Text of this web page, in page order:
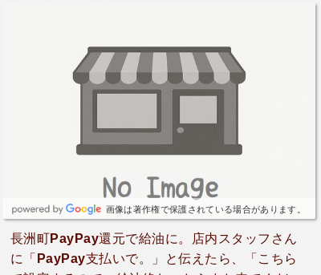
イは08：00～20：00のみ対応のため利用には注
意が必要。空気入れが設置してあるので、セルフ
で自分の車の空気圧点検を実施できる。
画像は著作権で保護されている場合があります。
長洲町PayPay還元で給油に。店内スタッフさん
に「PayPay支払いで。」と伝えたら、「こちら